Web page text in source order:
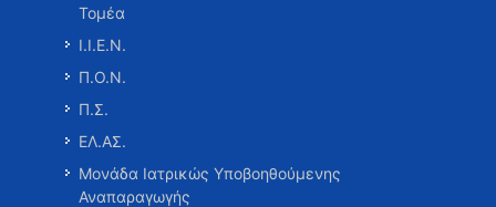
Τομέα
Ι.Ι.Ε.Ν.
Π.Ο.Ν.
Π.Σ.
ΕΛ.ΑΣ.
Μονάδα Ιατρικώς Υποβοηθούμενης
Αναπαραγωγής